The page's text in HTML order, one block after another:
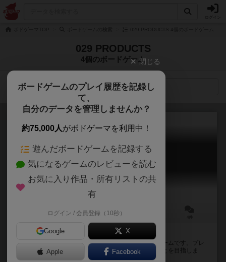
029 PRODUCTS
4個のボードゲーム
検索メニュー
コントラスト（新版）
Contrast: new edition
10分前後
視覚効果を用いたシンプル頭脳対戦ゲーム！
コントラストは、特殊な透明コマを用いた２人対戦ゲームです。プレ
ーヤーは交互にコマを進め、先に反対岸に到達することを目指しま
す。 勝利のカギは矢印の描かれた透明コマです。...
閉じる
ボードゲームのプレイ履歴を記録し
て、
自分のデータを管理しませんか？
約75,000人がボドゲーマを利用中！
遊んだボードゲームを記録する
気になるゲームのレビューを読む
お気に入り作品・所有リストの共
有
ログイン / 会員登録（10秒）
Google X
Apple Facebook